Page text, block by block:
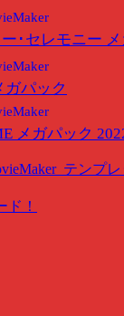
･セレモニー
ガパック
メガパック
テンプ
！